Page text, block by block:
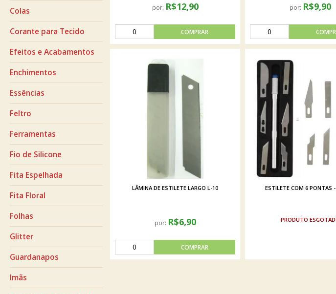
Colas
Corante para Tecido
Efeitos e Acabamentos
Enchimentos
Essências
Feltro
Ferramentas
Fio de Silicone
Fita Espelhada
Fita Floral
Folhas
Glitter
Guardanapos
Imãs
por: R$12,90 por: R$9,90
LÂMINA DE ESTILETE LARGO L-10
por: R$6,90
ESTILETE COM 6 PONTAS -